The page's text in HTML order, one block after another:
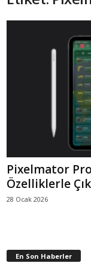
Pixelmator
Özelliklerle
28 Ocak 2026
En Son Haberler